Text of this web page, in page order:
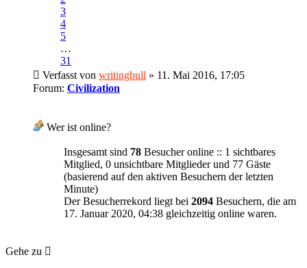
3
4
5
…
31
Verfasst von writingbull » 11. Mai 2016, 17:05
Forum: Civilization
Wer ist online?
Insgesamt sind 78 Besucher online :: 1 sichtbares
Mitglied, 0 unsichtbare Mitglieder und 77 Gäste
(basierend auf den aktiven Besuchern der letzten
Minute)
Der Besucherrekord liegt bei 2094 Besuchern, die am
17. Januar 2020, 04:38 gleichzeitig online waren.
Gehe zu